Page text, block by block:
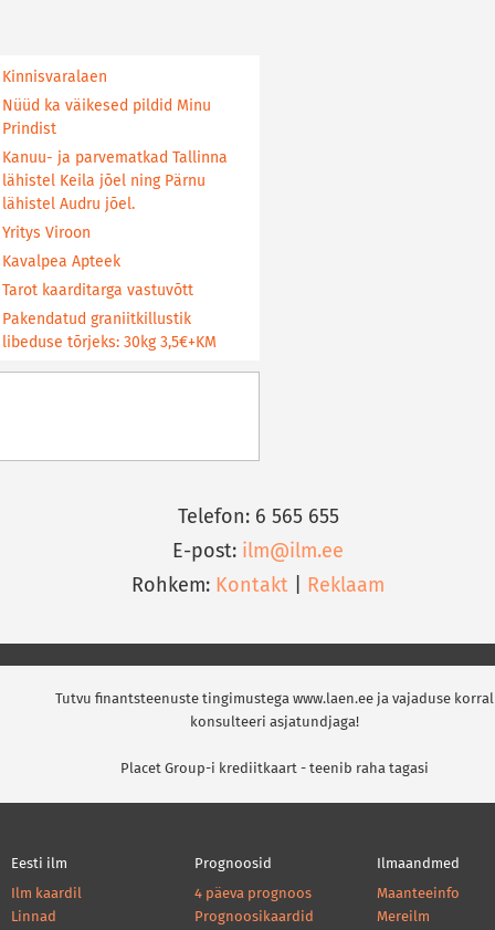
Kinnisvaralaen
Nüüd ka väikesed pildid Minu
Prindist
Kanuu- ja parvematkad Tallinna
lähistel Keila jõel ning Pärnu
lähistel Audru jõel.
Yritys Viroon
Kavalpea Apteek
Tarot kaarditarga vastuvõtt
Pakendatud graniitkillustik
libeduse tõrjeks: 30kg 3,5€+KM
Telefon: 6 565 655
E-post: ilm@ilm.ee
Rohkem: Kontakt Reklaam
Tutvu finantsteenuste tingimustega www.laen.ee ja vajaduse korral
konsulteeri asjatundjaga!
Placet Group-i krediitkaart - teenib raha tagasi
Eesti ilm
Ilm kaardil
Linnad
Prognoosid
4 päeva prognoos
Prognoosikaardid
Ilmaandmed
Maanteeinfo
Mereilm